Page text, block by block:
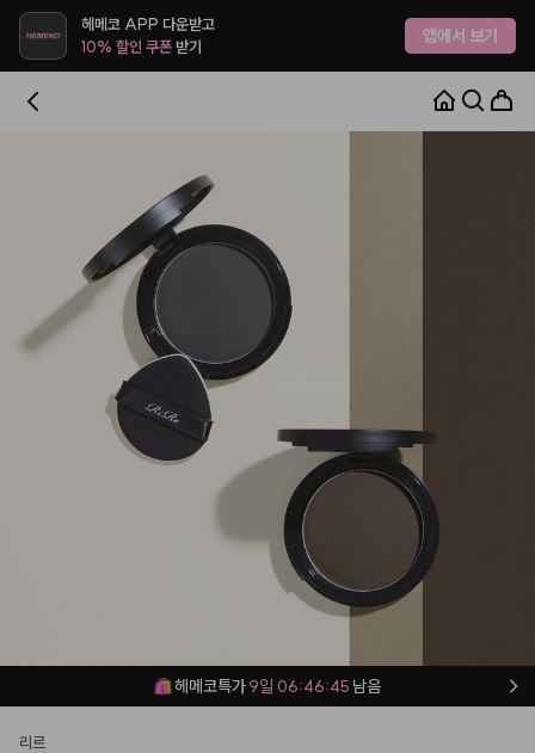
헤메코 APP 다운받고
10% 할인 쿠폰받기 앱에서 보기
헤메코특가9일 06:46:44 남음
리르